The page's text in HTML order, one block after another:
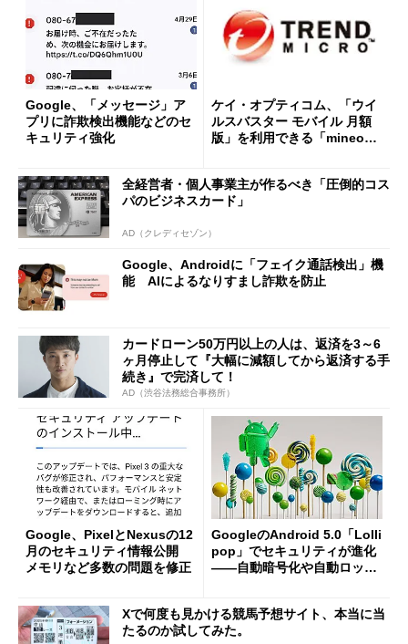
Google、「メッセージ」ア
プリに詐欺検出機能などのセ
キュリティ強化
ケイ・オプティコム、「ウイ
ルスバスター モバイル 月額
版」を利用できる「mineo安
全経営者・個人事業主が作るべき「圧倒的コス
パのビジネスカード」
AD（クレディセゾン）
Google、Androidに「フェイク通話検出」機
能 AIによるなりすまし詐欺を防止
カードローン50万円以上の人は、返済を3～6
ヶ月停止して『大幅に減額してから返済する手
続き』で完済して！
AD（渋谷法務総合事務所）
Google、PixelとNexusの12
月のセキュリティ情報公開
メモリなど多数の問題を修正
GoogleのAndroid 5.0「Lolli
pop」でセキュリティが進化
――自動暗号化や自動ロック
Xで何度も見かける競馬予想サイト、本当に当
たるのか試してみた。